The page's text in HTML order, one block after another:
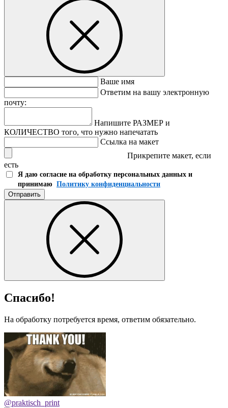
Ваше имя
Ответим на вашу электронную
почту:
Напишите РАЗМЕР и
КОЛИЧЕСТВО того, что нужно напечатать
Ссылка на макет
Прикрепите макет, если
есть
Я даю согласие на обработку персональных данных и
принимаю Политику конфиденциальности
Отправить
Спасибо!
На обработку потребуется время, ответим обязательно.
@praktisch_print